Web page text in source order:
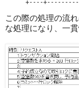
この際の処理の流
な処理になり、一